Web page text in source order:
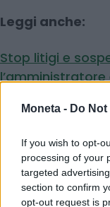
Moneta - Do
If you wish to opt-
processing of your
targeted
section to confirm
opt-out request is
Leggi anche:
Stop litigi e
Attico che